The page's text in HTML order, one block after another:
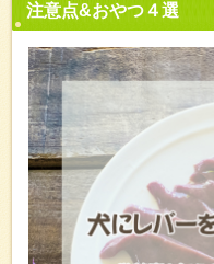
犬にレバ
注意点&